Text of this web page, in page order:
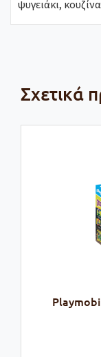
ψυγειάκι,
Σχετικά